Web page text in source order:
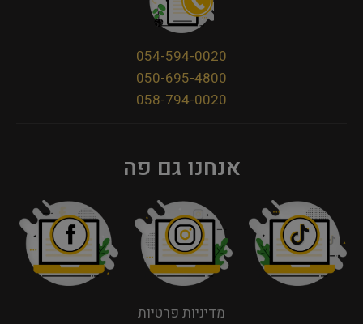
054-594-0020
050-695-4800
058-794-0020
אנחנו גם פה
מדיניות פרטיות